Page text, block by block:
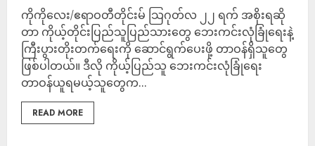
ကိုကိုလေး/ဧရာဝတီတိုင်းမ် သြဂုတ်လ ၂၂ ရက် အစိုးရဆို
တာ ကိုယ့်တိုင်းပြည်သူပြည်သားတွေ ဘေးကင်းလုံခြုံရေးနဲ့
ကြီးပွားတိုးတက်ရေးကို ဆောင်ရွက်ပေးဖို့ တာဝန်ရှိသူတွေ
ဖြစ်ပါတယ်။ ဒီလို ကိုယ့်ပြည်သူ ဘေးကင်းလုံခြုံရေး
တာဝန်ယူရမယ့်သူတွေက...
READ MORE